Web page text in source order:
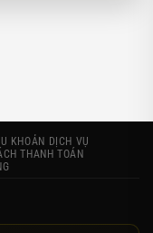
KHOẢN DỊCH VỤ
THANH TOÁN